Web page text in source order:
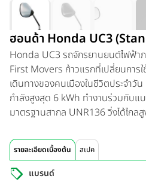
ฮอนด้า Honda UC3
Honda UC3 รถจักรยานยนต์ไฟฟ้า
First Movers ก้าวแรกที่เปลี่ยนการ
เดินทางของคนเมืองในชีวิตประจำวั
กำลังสูงสุด 6 kWh ทำงานร่วมกับแ
มาตรฐานสากล UNR136 วิ่งได้ไกล
ขับขี่ ได้แก่ Econ, Standard, Sport
Function สำหรับช่วยถอยหลัง โดดเ
LED แบบ Integrated Light Bar ห
Honda RoadSync ฟังก์ชันอำนวย
รายละเอียดเบื้องต้น สเปค
แบรนด์